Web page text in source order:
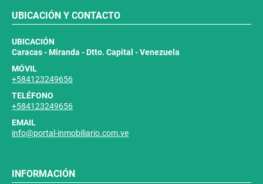
UBICACIÓN Y CONTACTO
UBICACIÓN
Caracas - Miranda - Dtto. Capital - Venezuela
MÓVIL
+584123249656
TELÉFONO
+584123249656
EMAIL
info@portal-inmobiliario.com.ve
INFORMACIÓN